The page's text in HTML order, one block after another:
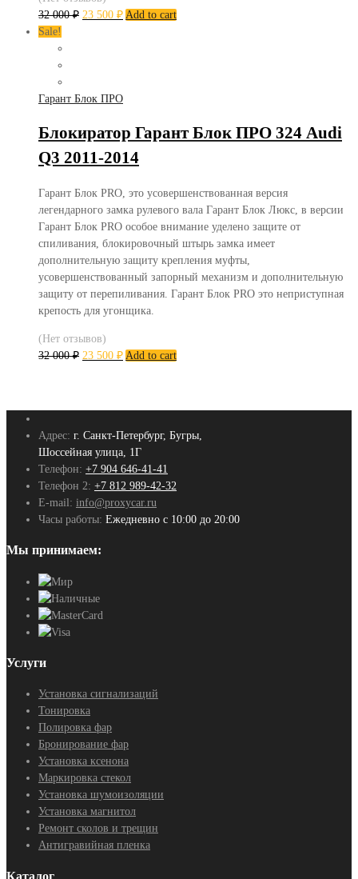
32 000₽ 23 500 ₽ Add to cart
Sale!
Гарант Блок ПРО
Блокиратор Гарант Блок ПРО 324 Audi
Q3 2011-2014
Гарант Блок PRO, это усовершенствованная версия
легендарного замка рулевого вала Гарант Блок Люкс, в версии
Гарант Блок PRO особое внимание уделено защите от
спиливания, блокировочный штырь замка имеет
дополнительную защиту крепления муфты,
усовершенствованный запорный механизм и дополнительную
защиту от перепиливания. Гарант Блок PRO это неприступная
крепость для угонщика.
(Нет отзывов)
32 000₽ 23 500 ₽ Add to cart
Адрес: г. Санкт-Петербург, Бугры,
Шоссейная улица, 1Г
Телефон: +7 904 646-41-41
Телефон 2: +7 812 989-42-32
E-mail: info@proxycar.ru
Часы работы: Ежедневно с 10:00 до 20:00
Мы принимаем:
Услуги
Установка сигнализаций
Тонировка
Полировка фар
Бронирование фар
Установка ксенона
Маркировка стекол
Установка шумоизоляции
Установка магнитол
Ремонт сколов и трещин
Антигравийная пленка
Каталог